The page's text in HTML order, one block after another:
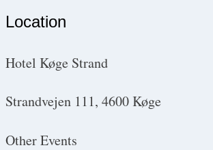
Location
Hotel Køge Strand
Strandvejen 111, 4600 Køge
Other Events